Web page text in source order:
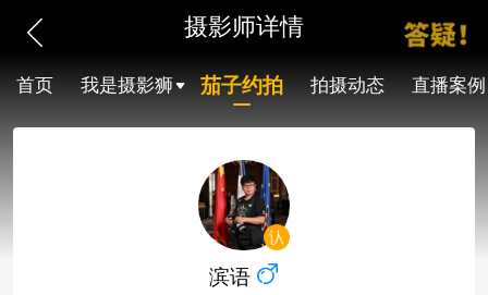
摄影师详情
首页 我是摄影狮 茄子约拍 拍摄动态 直播案例
滨语